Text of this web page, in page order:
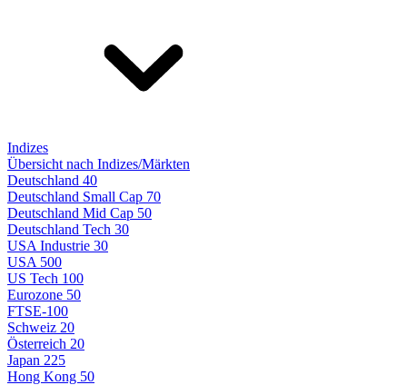
Indizes
Übersicht nach Indizes/Märkten
Deutschland 40
Deutschland Small Cap 70
Deutschland Mid Cap 50
Deutschland Tech 30
USA Industrie 30
USA 500
US Tech 100
Eurozone 50
FTSE-100
Schweiz 20
Österreich 20
Japan 225
Hong Kong 50